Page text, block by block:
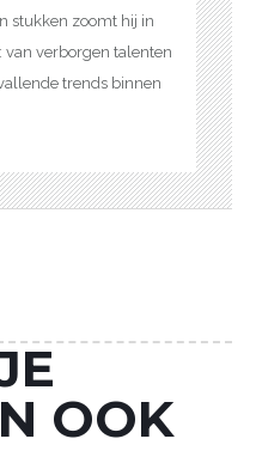
stukken zoomt hij in
van verborgen talenten
trends binnen
OOK